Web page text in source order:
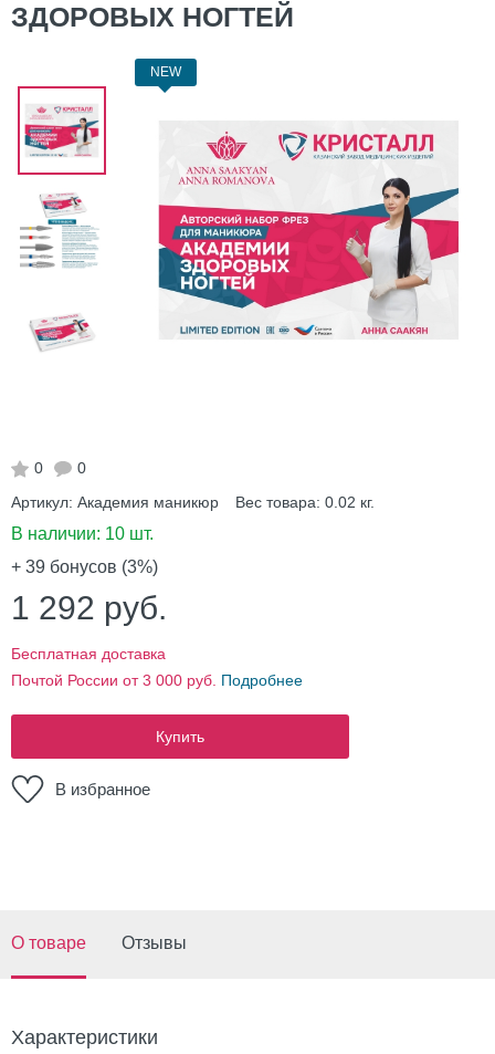
ЗДОРОВЫХ НОГТЕЙ
NEW
0
0
Артикул: Академия маникюр Вес товара: 0.02 кг.
В наличии: 10 шт.
+ 39 бонусов (3%)
1 292 руб.
Бесплатная доставка
Почтой России от 3 000 руб. Подробнее
Купить
В избранное
О товаре Отзывы
Характеристики